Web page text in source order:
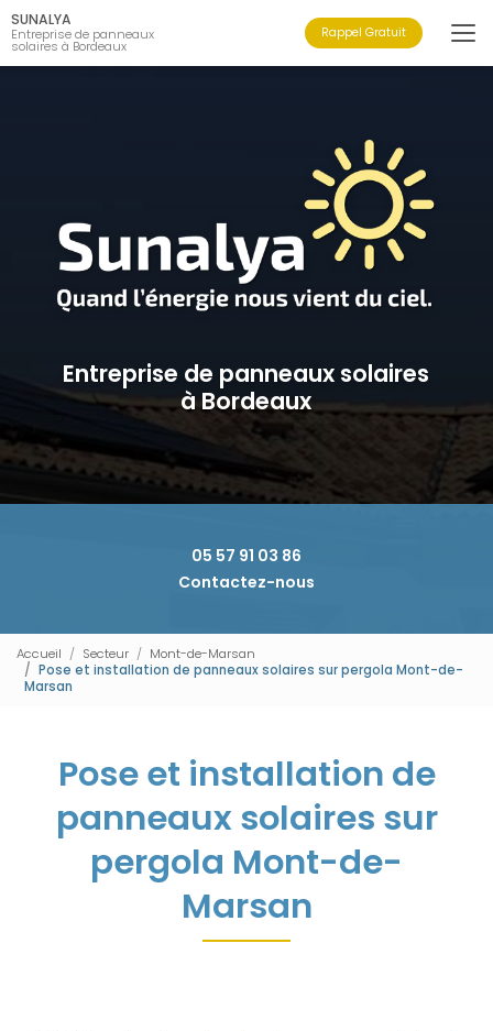
Aller
au
contenu
principal
SUNALYA
Entreprise de panneaux
solaires à Bordeaux
Rappel Gratuit
Entreprise de panneaux solaires
à Bordeaux
05 57 91 03 86
Contactez-nous
Accueil Secteur
Mont-de-Marsan
Pose et installation de panneaux solaires sur pergola Mont-de-
Marsan
Pose et installation de
panneaux solaires sur
pergola Mont-de-
Marsan